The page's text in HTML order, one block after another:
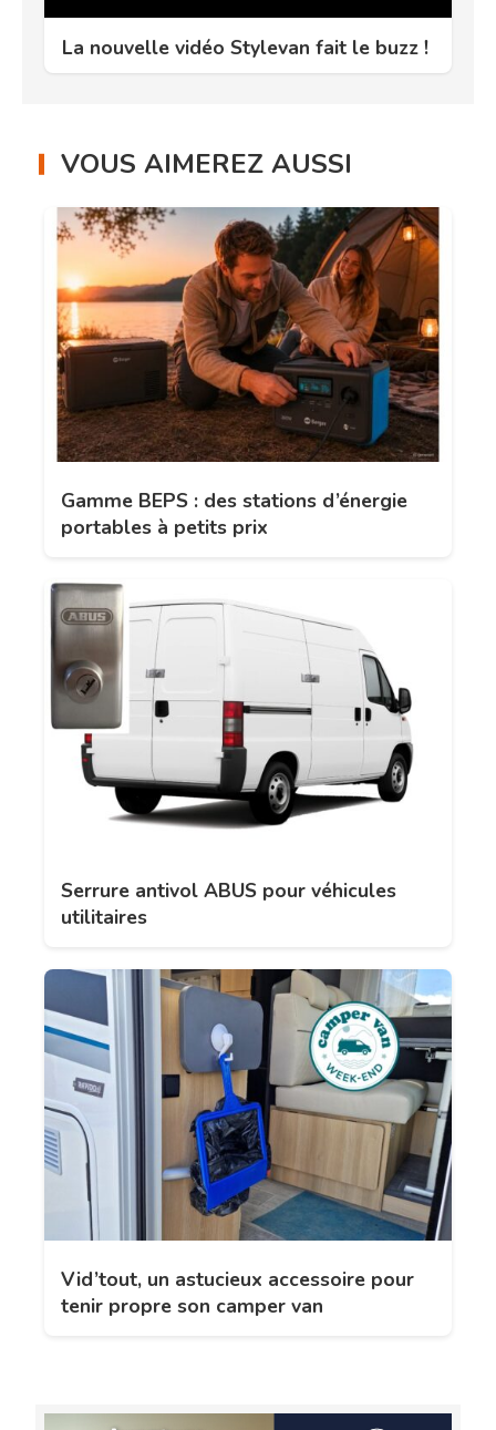
La nouvelle vidéo Stylevan fait le buzz !
VOUS AIMEREZ AUSSI
Gamme BEPS : des stations d’énergie
portables à petits prix
Serrure antivol ABUS pour véhicules
utilitaires
Vid’tout, un astucieux accessoire pour
tenir propre son camper van